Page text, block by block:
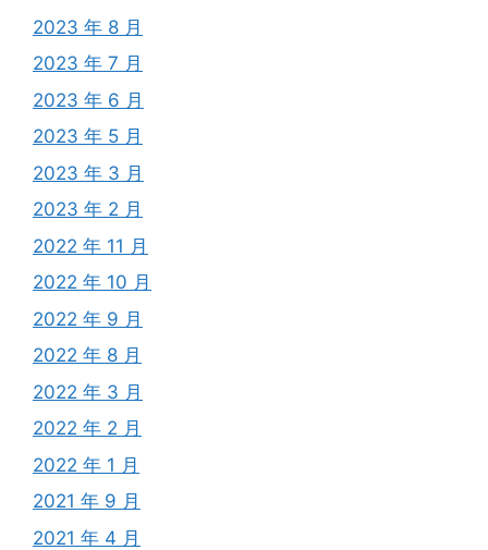
2023 年 8 月
2023 年 7 月
2023 年 6 月
2023 年 5 月
2023 年 3 月
2023 年 2 月
2022 年 11 月
2022 年 10 月
2022 年 9 月
2022 年 8 月
2022 年 3 月
2022 年 2 月
2022 年 1 月
2021 年 9 月
2021 年 4 月